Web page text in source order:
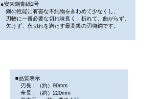
●安来鋼青紙2号
鋼の性能に有害な不純物をきわめて少なくし、
刃物に一番必要な切れ味良く、折れて、曲がらず、
欠けず、永切れを満たす最高級の刃物鋼です。
■品質表示
刃長：（約）90mm
全長：（約）220mm